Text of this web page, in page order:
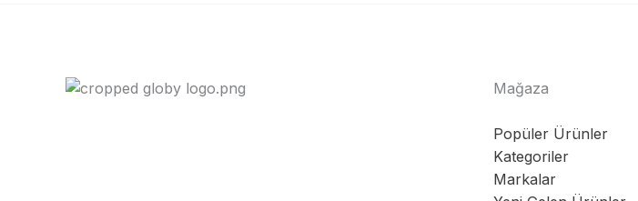
Mağaza
Popüler Ürünler
Kategoriler
Markalar